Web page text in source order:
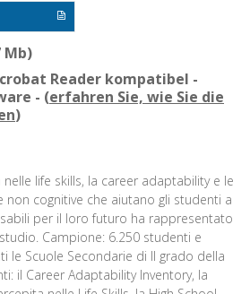
Mb)
Reader kompatibel -
- (erfahren Sie, wie Sie die
)
life skills, la career adaptability e le
cognitive che aiutano gli studenti a
per il loro futuro ha rappresentato
Campione: 6.250 studenti e
le Scuole Secondarie di II grado della
il Career Adaptability Inventory, la